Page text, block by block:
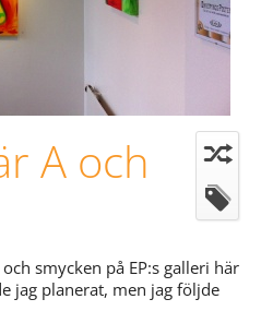
A och
smycken på EP:s galleri här
jag planerat, men jag följde